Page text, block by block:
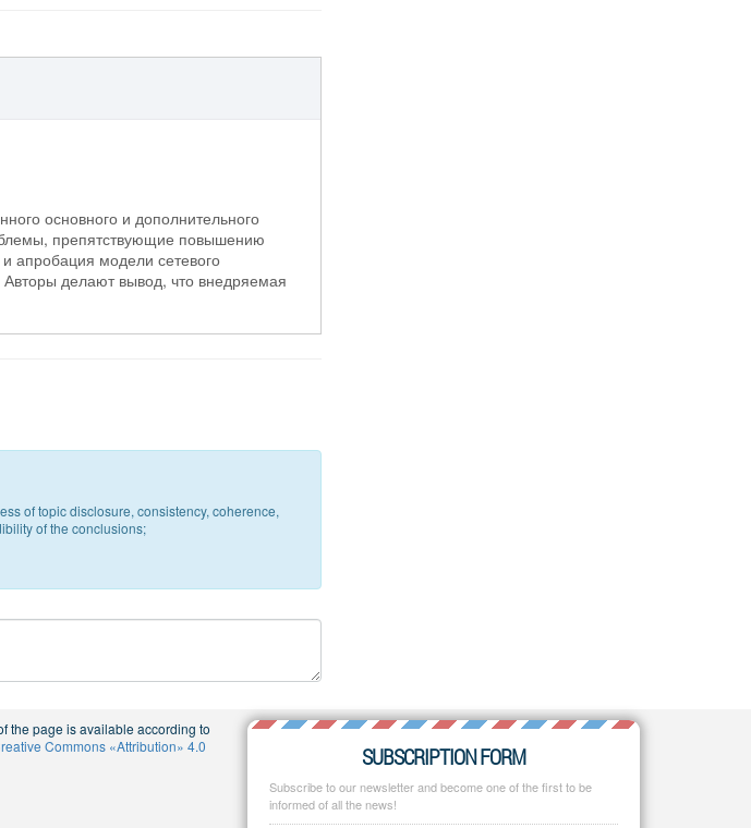
основного и дополнительного
препятствующие повышению
апробация модели сетевого
Авторы делают вывод, что внедряемая
of topic disclosure, consistency, coherence,
of the conclusions;
the page is available according to
Commons «Attribution» 4.0
SUBSCRIPTION FORM
Subscribe to our newsletter and become one of the first to be
informed of all the news!